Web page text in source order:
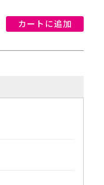
カートに追加